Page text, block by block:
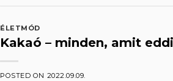
ÉLETMÓD
Kakaó – minden, amit
POSTED ON 2022.09.09.